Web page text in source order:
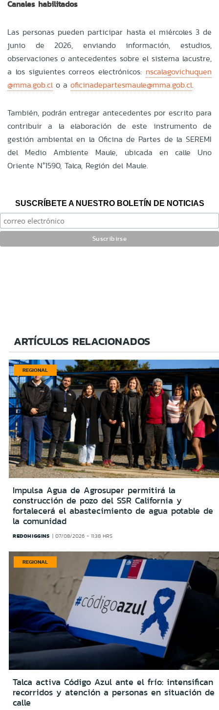
Canales habilitados
Las personas pueden participar hasta el miércoles 3 de
junio de 2026, enviando información, estudios,
observaciones o antecedentes sobre el sistema lacustre,
a los siguientes correos electrónicos: nscalagovichuquen
@mma.gob.cl o a oficinadepartesmaule@mma.gob.cl.
También, podrán entregar antecedentes por escrito para
contribuir a la elaboración de este instrumento de
gestión ambiental en la Oficina de Partes de la SEREMI
del Medio Ambiente Maule, ubicada en calle Uno
Oriente N°1590, Talca, Región del Maule.
SUSCRÍBETE A NUESTRO BOLETÍN DE NOTICIAS
ARTÍCULOS RELACIONADOS
REGIONAL
Impulsa Agua de Agrosuper permitirá la
construcción de pozo del SSR California y
fortalecerá el abastecimiento de agua potable de
la comunidad
REDOHIGGINS 07/08/2026 - 11:38 HRS
REGIONAL
Talca activa Código Azul ante el frío: intensifican
recorridos y atención a personas en situación de
calle